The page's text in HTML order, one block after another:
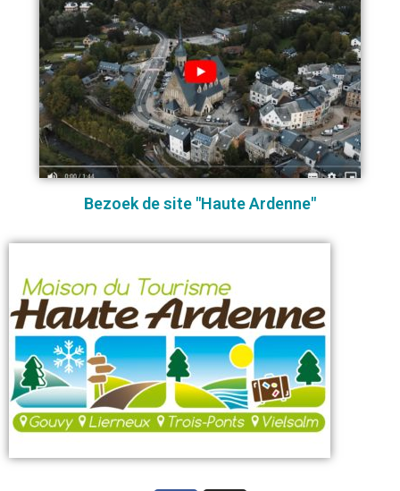
Bezoek de site "Haute Ardenne"